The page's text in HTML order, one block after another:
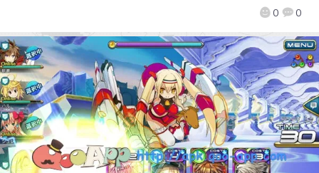
0 0